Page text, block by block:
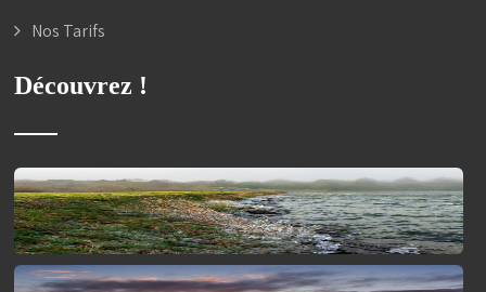
Nos Tarifs
Découvrez !